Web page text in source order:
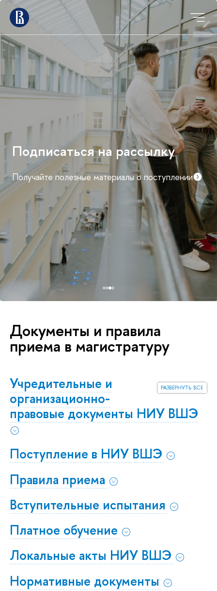
Подписаться на рассылку
Получайте полезные материалы о поступлении
Документы и правила
приема в магистратуру
развернуть все
Учредительные и
организационно-
правовые документы НИУ ВШЭ
Поступление в НИУ ВШЭ
Правила приема
Вступительные испытания
Платное обучение
Локальные акты НИУ ВШЭ
Нормативные документы